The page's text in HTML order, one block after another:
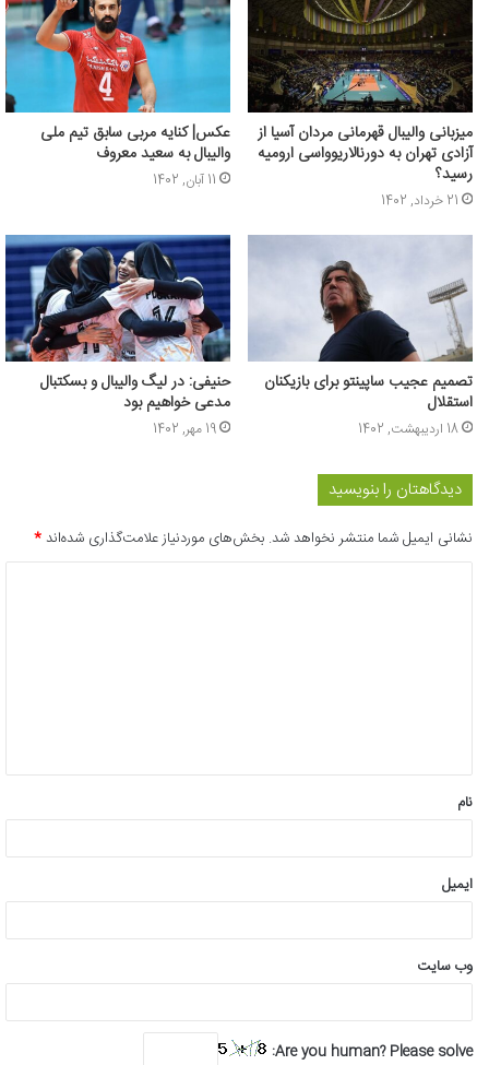
میزبانی والیبال قهرمانی مردان آسیا از
آزادی تهران به دورنالاریوواسی ارومیه
رسید؟
21 خرداد, 1402
عکس‌| کنایه مربی سابق تیم ملی
والیبال به سعید معروف
11 آبان, 1402
تصمیم عجیب ساپینتو برای بازیکنان
استقلال
18 اردیبهشت, 1402
حنیفی: در لیگ والیبال و بسکتبال
مدعی خواهیم بود
19 مهر, 1402
دیدگاهتان را بنویسید
نشانی ایمیل شما منتشر نخواهد شد. بخش‌های موردنیاز علامت‌گذاری شده‌اند*
*
نام
ایمیل
وب‌ سایت
Are you human? Please solve: